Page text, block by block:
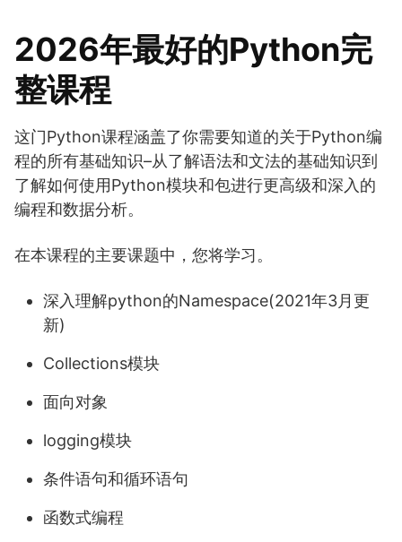
2026年最好的Python完
整课程
这门Python课程涵盖了你需要知道的关于Python编
程的所有基础知识–从了解语法和文法的基础知识到
了解如何使用Python模块和包进行更高级和深入的
编程和数据分析。
在本课程的主要课题中，您将学习。
深入理解python的Namespace(2021年3月更
新)
Collections模块
面向对象
logging模块
条件语句和循环语句
函数式编程